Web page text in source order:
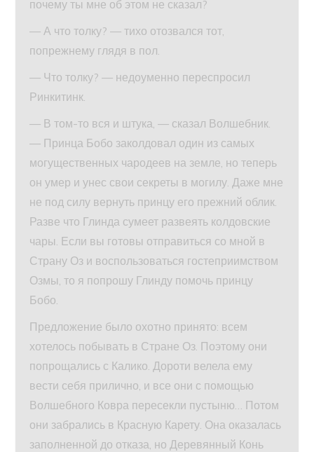
почему ты мне об этом не сказал?
— А что толку? — тихо отозвался тот,
попрежнему глядя в пол.
— Что толку? — недоуменно переспросил
Ринкитинк.
— В том-то вся и штука, — сказал Волшебник.
— Принца Бобо заколдовал один из самых
могущественных чародеев на земле, но теперь
он умер и унес свои секреты в могилу. Даже мне
не под силу вернуть принцу его прежний облик.
Разве что Глинда сумеет развеять колдовские
чары. Если вы готовы отправиться со мной в
Страну Оз и воспользоваться гостеприимством
Озмы, то я попрошу Глинду помочь принцу
Бобо.
Предложение было охотно принято: всем
хотелось побывать в Стране Оз. Поэтому они
попрощались с Калико. Дороти велела ему
вести себя прилично, и все они с помощью
Волшебного Ковра пересекли пустыню… Потом
они забрались в Красную Карету. Она оказалась
заполненной до отказа, но Деревянный Конь